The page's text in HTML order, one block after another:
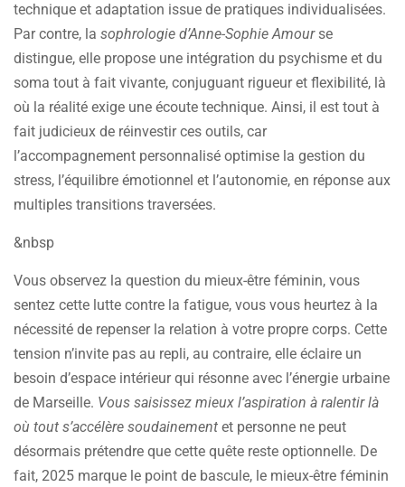
technique et adaptation issue de pratiques individualisées.
Par contre, la sophrologie d’Anne-Sophie Amourse
distingue, elle propose une intégration du psychisme et du
soma tout à fait vivante, conjuguant rigueur et flexibilité, là
où la réalité exige une écoute technique. Ainsi, il est tout à
fait judicieux de réinvestir ces outils, car
l’accompagnement personnalisé optimise la gestion du
stress, l’équilibre émotionnel et l’autonomie, en réponse aux
multiples transitions traversées.
&nbsp
Vous observez la question du mieux-être féminin, vous
sentez cette lutte contre la fatigue, vous vous heurtez à la
nécessité de repenser la relation à votre propre corps. Cette
tension n’invite pas au repli, au contraire, elle éclaire un
besoin d’espace intérieur qui résonne avec l’énergie urbaine
de Marseille. Vous saisissez mieux l’aspiration à ralentir là
où tout s’accélère soudainement et personne ne peut
désormais prétendre que cette quête reste optionnelle. De
fait, 2025 marque le point de bascule, le mieux-être féminin